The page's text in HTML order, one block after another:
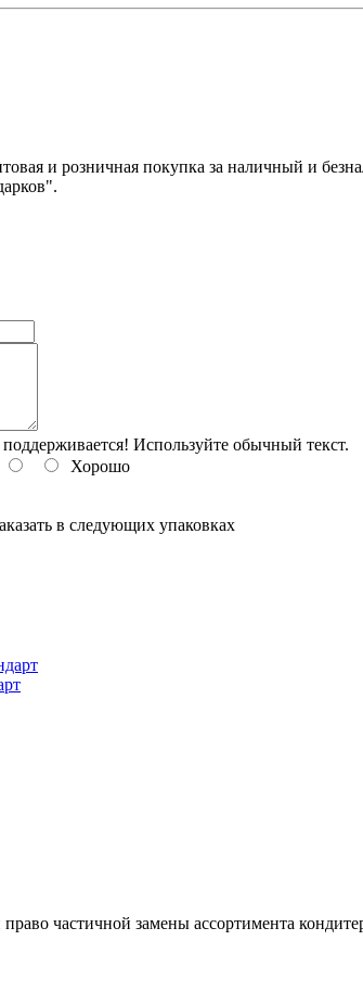
и розничная покупка за наличный и
Используйте обычный текст.
Хорошо
в следующих упаковках
право частичной замены ассортимента